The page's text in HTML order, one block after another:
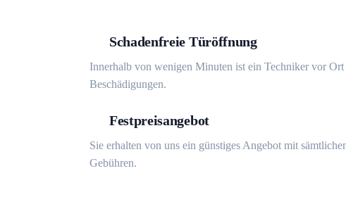
Schadenfreie Türöffnung
Innerhalb von wenigen Minuten ist ein Techniker vor
Beschädigungen.
Festpreisangebot
Sie erhalten von uns ein günstiges Angebot mit
Gebühren.